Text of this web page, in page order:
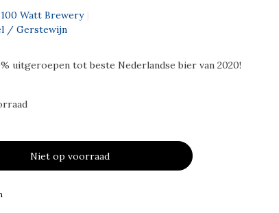
100 Watt Brewery
/ Gerstewijn
uitgeroepen tot beste Nederlandse bier van 2020!
Niet op voorraad